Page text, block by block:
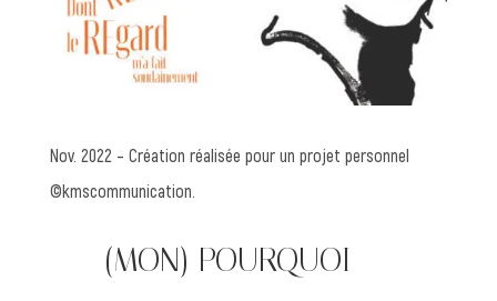
Nov. 2022 – Création réalisée pour un projet personnel
©kmscommunication.
—— (MON) POURQUOI